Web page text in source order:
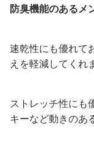
防臭機能のあるメ
速乾性にも優れて
えを軽減してくれ
ストレッチ性にも
キーなど動きのあ